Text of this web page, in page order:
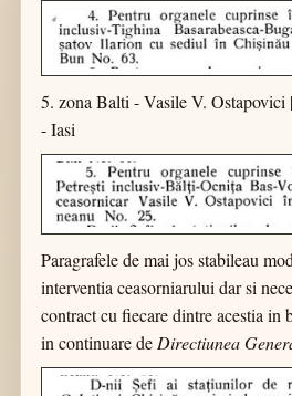
5. zona Balti - Vasile V. Ostapovici
- Iasi
Paragrafele de mai jos stabileau
interventia ceasorniarului dar si
contract cu fiecare dintre acestia in
in continuare de Directiunea